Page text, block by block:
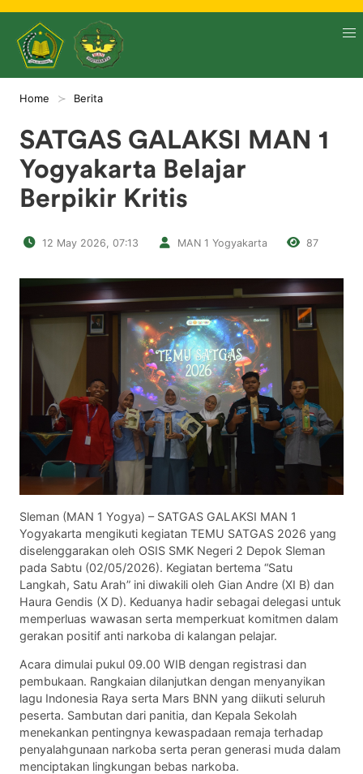
Home Berita
SATGAS GALAKSI MAN 1
Yogyakarta Belajar
Berpikir Kritis
12 May 2026, 07:13 MAN 1 Yogyakarta 87
Sleman (MAN 1 Yogya) – SATGAS GALAKSI MAN 1
Yogyakarta mengikuti kegiatan TEMU SATGAS 2026 yang
diselenggarakan oleh OSIS SMK Negeri 2 Depok Sleman
pada Sabtu (02/05/2026). Kegiatan bertema “Satu
Langkah, Satu Arah” ini diwakili oleh Gian Andre (XI B) dan
Haura Gendis (X D). Keduanya hadir sebagai delegasi untuk
memperluas wawasan serta memperkuat komitmen dalam
gerakan positif anti narkoba di kalangan pelajar.
Acara dimulai pukul 09.00 WIB dengan registrasi dan
pembukaan. Rangkaian dilanjutkan dengan menyanyikan
lagu Indonesia Raya serta Mars BNN yang diikuti seluruh
peserta. Sambutan dari panitia, dan Kepala Sekolah
menekankan pentingnya kewaspadaan remaja terhadap
penyalahgunaan narkoba serta peran generasi muda dalam
menciptakan lingkungan bebas narkoba.